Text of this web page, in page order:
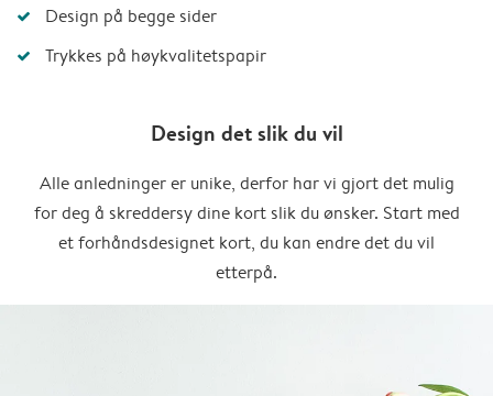
Design på begge sider
Trykkes på høykvalitetspapir
Design det slik du vil
Alle anledninger er unike, derfor har vi gjort det mulig
for deg å skreddersy dine kort slik du ønsker. Start med
et forhåndsdesignet kort, du kan endre det du vil
etterpå.